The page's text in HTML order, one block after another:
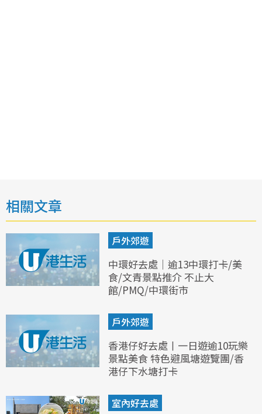
相關文章
戶外郊遊
中環好去處｜逾13中環打卡/美
食/文青景點推介 不止大
館/PMQ/中環街市
戶外郊遊
香港仔好去處丨一日遊逾10玩樂
景點美食 特色避風塘遊覽團/香
港仔下水塘打卡
室內好去處